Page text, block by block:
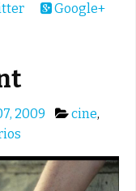
Google+
2009 cine,